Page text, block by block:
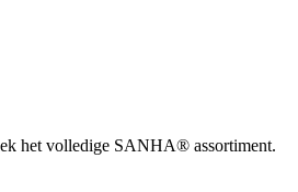
het volledige SANHA® assortiment.